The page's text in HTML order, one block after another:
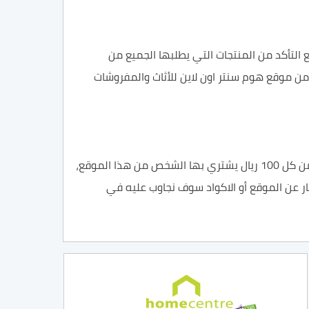
من المنتجات التي يطلبها الجميع من
موقع هوم سنتر اون لاين للأثاث والمفروشات
كود خصم homecenter 40% وغيره من اكواد خصم هوم سنتر اون لاين ، كل منهم يعمل على خصم قيمة 40 ريال سعودي من كل 100 ريال يشتري بها الشخص من هذا الموقع،
عن الموقع أو الاكواد سوف نجاوب عليه في